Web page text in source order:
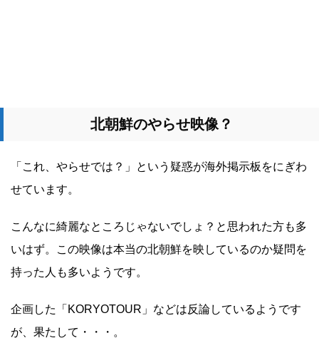
北朝鮮のやらせ映像？
「これ、やらせでは？」という疑惑が海外掲示板をにぎわ
せています。
こんなに綺麗なところじゃないでしょ？と思われた方も多
いはず。この映像は本当の北朝鮮を映しているのか疑問を
持った人も多いようです。
企画した「KORYOTOUR」などは反論しているようです
が、果たして・・・。